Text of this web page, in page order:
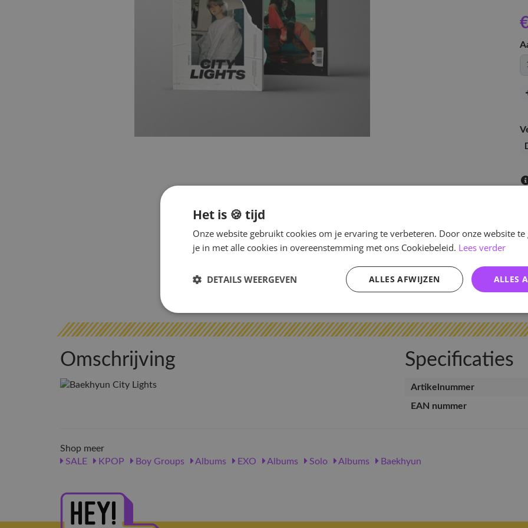
Omschrijving Specificaties
Artikelnummer
EAN nummer
Shop meer
SALE
KPOP Boy Groups Albums EXO Albums Solo Albums Baekhyun
Het is 🍪 tijd
Onze website gebruikt cookies om je ervaring te verbeteren. Door onze website
je in met alle cookies in overeenstemming met ons Cookiebeleid. Lees verder
ALLES
ALLES AFWIJZEN
DETAILS WEERGEVEN